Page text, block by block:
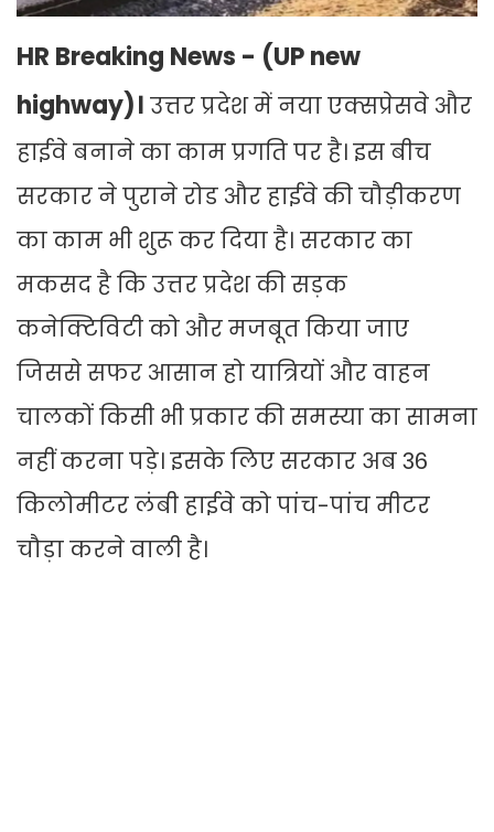
HR Breaking News - (UP new
highway)। उत्तर प्रदेश में नया एक्सप्रेसवे और
हाईवे बनाने का काम प्रगति पर है। इस बीच
सरकार ने पुराने रोड और हाईवे की चौड़ीकरण
का काम भी शुरू कर दिया है। सरकार का
मकसद है कि उत्तर प्रदेश की सड़क
कनेक्टिविटी को और मजबूत किया जाए
जिससे सफर आसान हो यात्रियों और वाहन
चालकों किसी भी प्रकार की समस्या का सामना
नहीं करना पड़े। इसके लिए सरकार अब 36
किलोमीटर लंबी हाईवे को पांच-पांच मीटर
चौड़ा करने वाली है।